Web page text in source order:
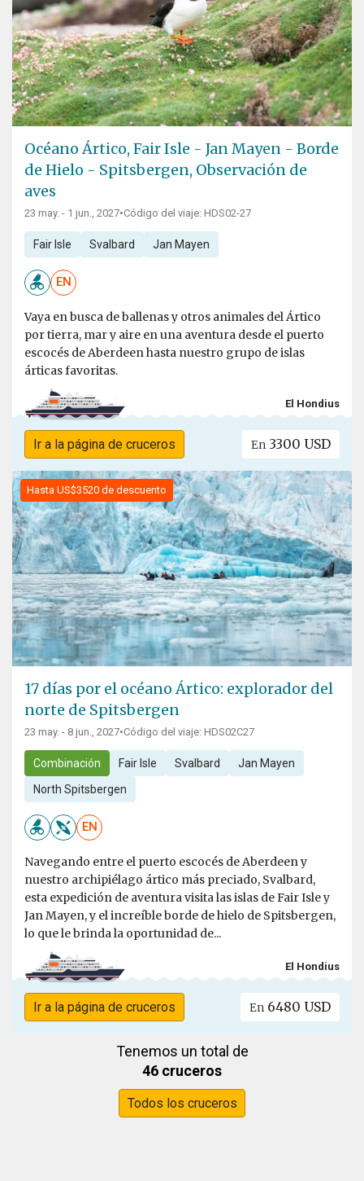
Océano Ártico, Fair Isle - Jan Mayen - Borde
de Hielo - Spitsbergen, Observación de
aves
23 may. - 1 jun., 2027•Código del viaje: HDS02-27
Fair Isle Svalbard Jan Mayen
EN
Vaya en busca de ballenas y otros animales del Ártico
por tierra, mar y aire en una aventura desde el puerto
escocés de Aberdeen hasta nuestro grupo de islas
árticas favoritas.
El Hondius
Ir a la página de cruceros En 3300 USD
Hasta US$3520 de descuento
17 días por el océano Ártico: explorador del
norte de Spitsbergen
23 may. - 8 jun., 2027•Código del viaje: HDS02C27
Combinación Fair Isle Svalbard Jan Mayen
North Spitsbergen
EN
Navegando entre el puerto escocés de Aberdeen y
nuestro archipiélago ártico más preciado, Svalbard,
esta expedición de aventura visita las islas de Fair Isle y
Jan Mayen, y el increíble borde de hielo de Spitsbergen,
lo que le brinda la oportunidad de...
El Hondius
Ir a la página de cruceros En 6480 USD
Tenemos un total de
46 cruceros
Todos los cruceros